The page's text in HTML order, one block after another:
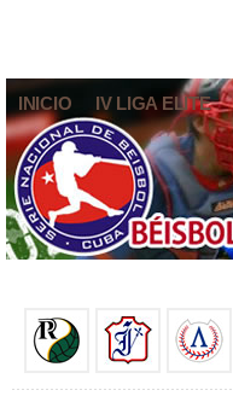
INICIO IV LIGA ELITE